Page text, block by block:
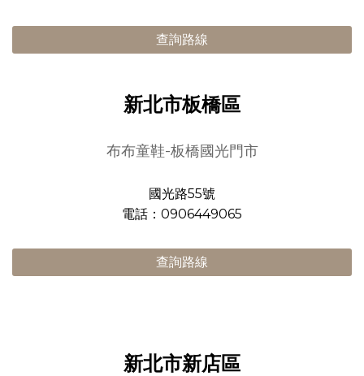
查詢路線
新北市板橋區
布布童鞋-板橋國光門市
國光路55號
電話：0906449065
查詢路線
新北市新店區